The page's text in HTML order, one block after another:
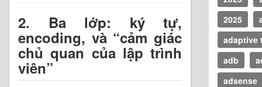
2. Ba lớp: ký tự,
encoding, và “cảm giác
chủ quan của lập trình
viên”
2025
adaptive
adb
adsense